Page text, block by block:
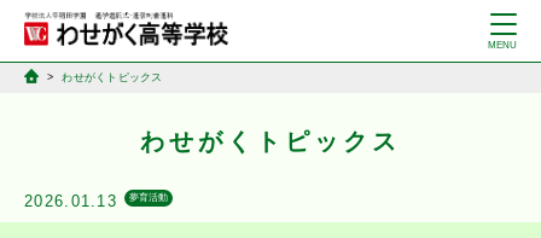
わせがくトピックス
わせがくトピックス
2026.01.13 夢育活動